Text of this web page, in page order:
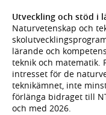
Utveckling och stöd i
Naturvetenskap och
lärande och
teknik och matematik.
intresset för de
teknikämnet, inte
förlänga bidraget till
och med 2026.